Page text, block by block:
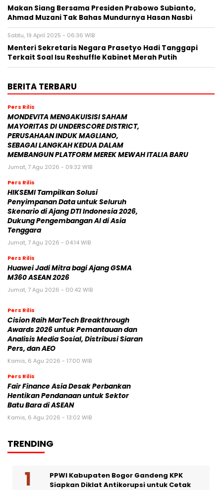
Makan Siang Bersama Presiden Prabowo Subianto,
Ahmad Muzani Tak Bahas Mundurnya Hasan Nasbi
Sabtu, 19 April 2025 - 06:36 WIB
Menteri Sekretaris Negara Prasetyo Hadi Tanggapi
Terkait Soal Isu Reshuffle Kabinet Merah Putih
BERITA TERBARU
Pers Rilis
MONDEVITA MENGAKUISISI SAHAM
MAYORITAS DI UNDERSCORE DISTRICT,
PERUSAHAAN INDUK MAGLIANO,
SEBAGAI LANGKAH KEDUA DALAM
MEMBANGUN PLATFORM MEREK MEWAH ITALIA BARU
Jumat, 7 Agu 2026 - 09:32 WIB
Pers Rilis
HIKSEMI Tampilkan Solusi
Penyimpanan Data untuk Seluruh
Skenario di Ajang DTI Indonesia 2026,
Dukung Pengembangan AI di Asia
Tenggara
Jumat, 7 Agu 2026 - 04:14 WIB
Pers Rilis
Huawei Jadi Mitra bagi Ajang GSMA
M360 ASEAN 2026
Jumat, 7 Agu 2026 - 00:42 WIB
Pers Rilis
Cision Raih MarTech Breakthrough
Awards 2026 untuk Pemantauan dan
Analisis Media Sosial, Distribusi Siaran
Pers, dan AEO
Kamis, 6 Agu 2026 - 17:00 WIB
Pers Rilis
Fair Finance Asia Desak Perbankan
Hentikan Pendanaan untuk Sektor
Batu Bara di ASEAN
Kamis, 6 Agu 2026 - 13:02 WIB
TRENDING
PPWI Kabupaten Bogor Gandeng KPK
Siapkan Diklat Antikorupsi untuk Cetak